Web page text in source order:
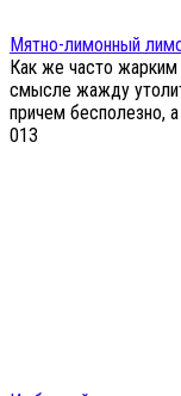
Мятно-лимонный
Как же часто
смысле жажду
причем бесполезно,
013